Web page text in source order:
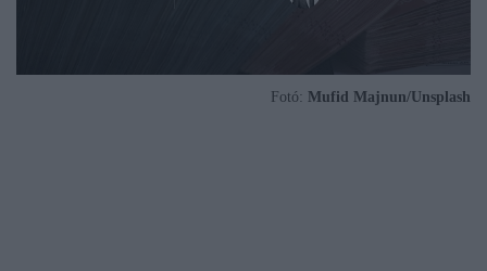
Fotó: Mufid Majnun/Unsplash